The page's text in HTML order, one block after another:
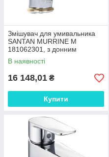
Змішувач для умивальника
SANTAN MURRINE М
181062301, з донним
клапаном, латунний,
хромований
В наявності
16 148,01 ₴
Купити